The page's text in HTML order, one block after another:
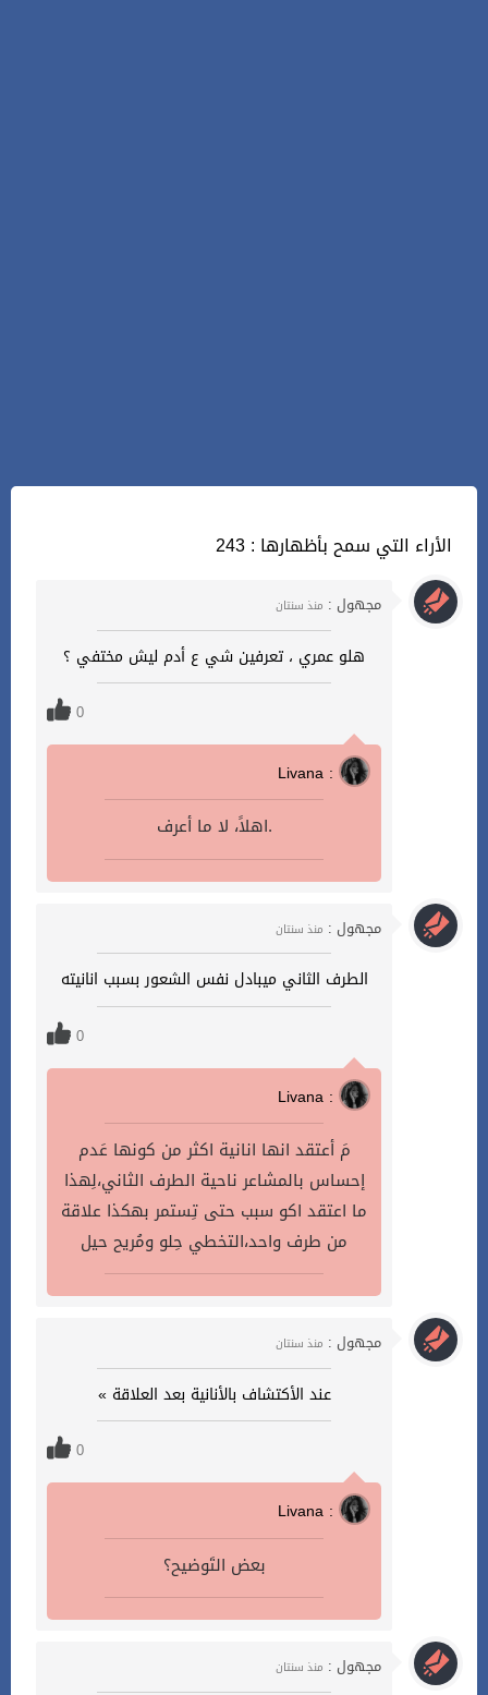
243 : الأراء التي سمح بأظهارها
مجهول : منذ سنتان
هلو عمري ، تعرفين شي ع أدم ليش مختفي ؟
0
Livana :
اهلاً، لا ما أعرف.
مجهول : منذ سنتان
الطرف الثاني ميبادل نفس الشعور بسبب انانيته
0
Livana :
مَ أعتقد انها انانية اكثر من كونها عَدم
إحساس بالمشاعر ناحية الطرف الثاني،لِهذا
ما اعتقد اكو سبب حتى تِستمر بهكذا علاقة
من طرف واحد،التخطي حِلو ومُريح حيل
مجهول : منذ سنتان
عند الأكتشاف بالأنانية بعد العلاقة »
0
Livana :
بعض التَوضيح؟
مجهول : منذ سنتان